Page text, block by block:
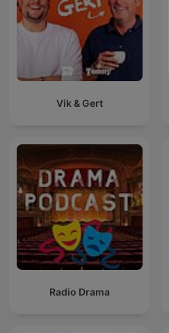
Vik & Gert
Radio Drama